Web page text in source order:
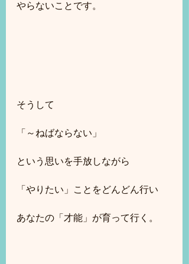
やらないことです。
そうして
「～ねばならない」
という思いを手放しながら
「やりたい」ことをどんどん行い
あなたの「才能」が育って行く。